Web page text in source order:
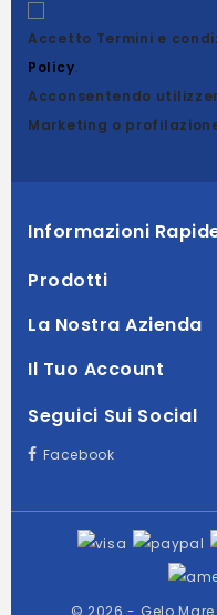
Accetto Termini e
Policy.
Acconsentendo
Marketing o
Informazioni
Prodotti
La Nostra Azienda
Il Tuo Account
Seguici Sui Social
Facebook
© 2026 - Gelo Mare